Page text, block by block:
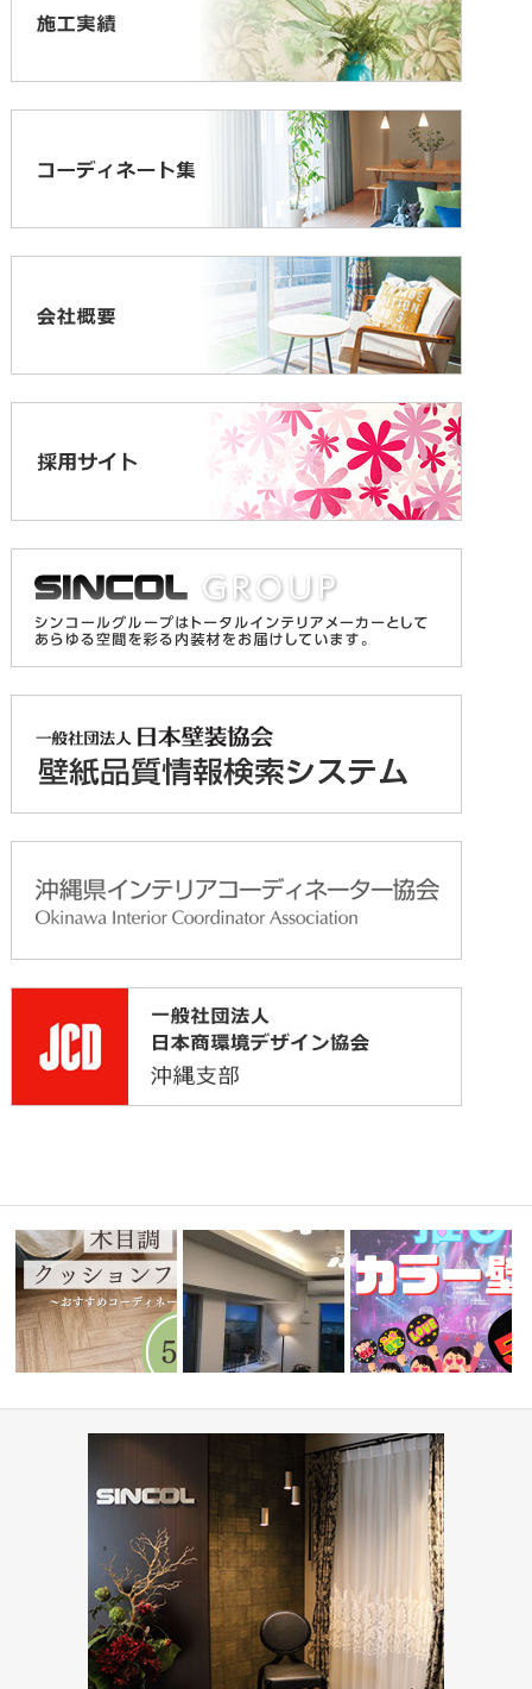
ョンフロア5…
ミルコマンション沖縄市与儀グ
ランパーク …
『推しカラー壁紙 5選👋